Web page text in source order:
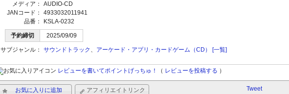
メディア：
AUDIO-CD
JANコード：
4933032011941
品番：
KSLA-0232
予約締切 2025/09/09
サブジャンル： サウンドトラック 、 アーケード・アプリ・カードゲーム（CD） [一覧]
レビューを書いてポイントげっちゅ！ （ レビューを投稿する ）
お気に入りに追加 アフィリエイトリンク Tweet